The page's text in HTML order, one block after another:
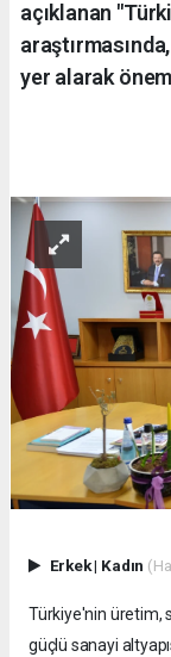
açıklanan
yer alarak
Erkek| Kadın
Türkiye'nin üretim,
güçlü sanayi